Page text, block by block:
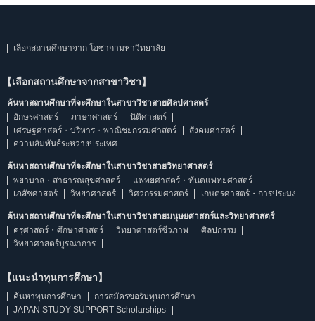
เลือกสถานศึกษาจาก โอซากามหาวิทยาลัย
【เลือกสถานศึกษาจากสาขาวิชา】
ค้นหาสถานศึกษาที่จะศึกษาในสาขาวิชาสายศิลปศาสตร์
อักษรศาสตร์
ภาษาศาสตร์
นิติศาสตร์
เศรษฐศาสตร์・บริหาร・พาณิชยกรรมศาสตร์
สังคมศาสตร์
ความสัมพันธ์ระหว่างประเทศ
ค้นหาสถานศึกษาที่จะศึกษาในสาขาวิชาสายวิทยาศาสตร์
พยาบาล・สาธารณสุขศาสตร์
แพทยศาสตร์・ทันตแพทยศาสตร์
เภสัชศาสตร์
วิทยาศาสตร์ วิศวกรรมศาสตร์ เกษตรศาสตร์・การประมง
ค้นหาสถานศึกษาที่จะศึกษาในสาขาวิชาสายมนุษยศาสตร์และวิทยาศาสตร์
ครุศาสตร์・ศึกษาศาสตร์
วิทยาศาสตร์ชีวภาพ
ศิลปกรรม
วิทยาศาสตร์บูรณาการ
【แนะนำทุนการศึกษา】
ค้นหาทุนการศึกษา
การสมัครขอรับทุนการศึกษา
JAPAN STUDY SUPPORT Scholarships